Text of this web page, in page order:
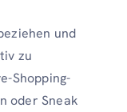
und
zu
Shopping-
oder Sneak